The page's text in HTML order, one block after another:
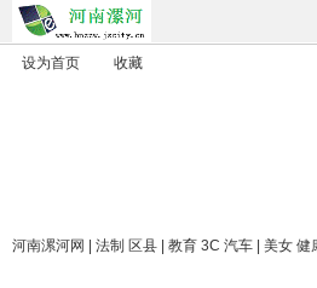
设为首页 收藏
河南漯河网 | 法制 区县 | 教育 3C 汽车 | 美女